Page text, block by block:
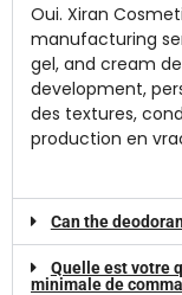
Oui. Xiran
manufacturing
gel, and cream
development,
des textures,
production en
Can the
Quelle est votre
minimale de